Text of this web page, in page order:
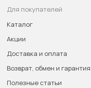
Для покупателей
Каталог
Акции
Доставка и оплата
Возврат, обмен и гарантия
Полезные статьи